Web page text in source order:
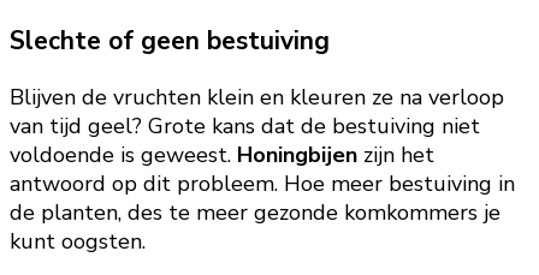
Slechte of geen bestuiving
Blijven de vruchten klein en kleuren ze na verloop
van tijd geel? Grote kans dat de bestuiving niet
voldoende is geweest. Honingbijen zijn het
antwoord op dit probleem. Hoe meer bestuiving in
de planten, des te meer gezonde komkommers je
kunt oogsten.